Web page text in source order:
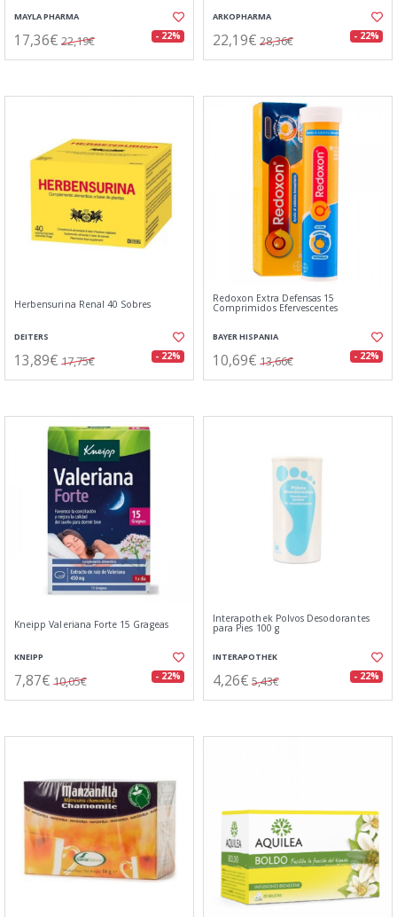
MAYLA PHARMA
17,36€ 22,19€ - 22%
ARKOPHARMA
22,19€ 28,36€ - 22%
Herbensurina Renal 40 Sobres
DEITERS
13,89€ 17,75€ - 22%
Redoxon Extra Defensas 15
Comprimidos Efervescentes
BAYER HISPANIA
10,69€ 13,66€ - 22%
Kneipp Valeriana Forte 15 Grageas
KNEIPP
7,87€ 10,05€ - 22%
Interapothek Polvos Desodorantes
para Pies 100 g
INTERAPOTHEK
4,26€ 5,43€ - 22%